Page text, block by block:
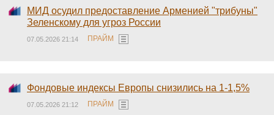
МИД осудил предоставление Арменией "трибуны"
Зеленскому для угроз России
07.05.2026 21:14 ПРАЙМ
Фондовые индексы Европы снизились на 1-1,5%
07.05.2026 21:12 ПРАЙМ